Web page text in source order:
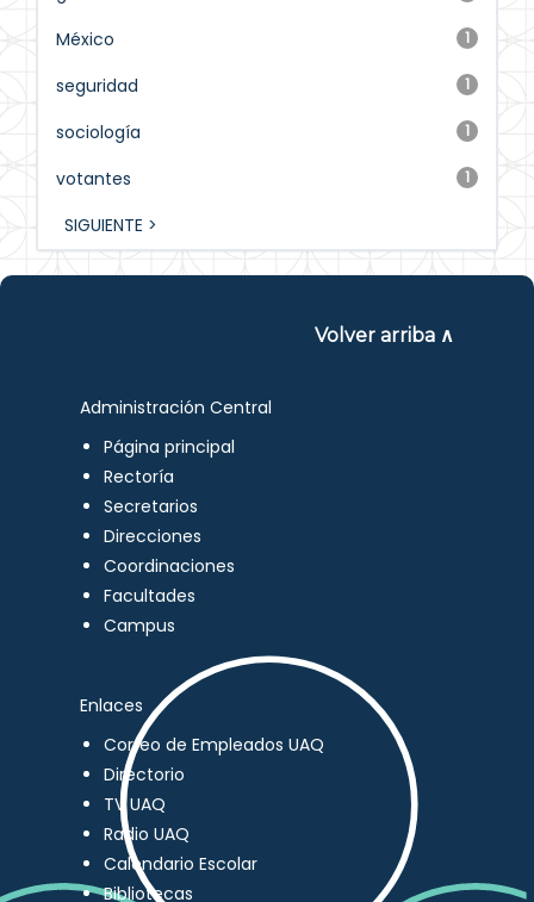
1
México
1
seguridad
1
sociología
1
votantes
SIGUIENTE >
Volver arriba ∧
Administración Central
Página principal
Rectoría
Secretarios
Direcciones
Coordinaciones
Facultades
Campus
Enlaces
Correo de Empleados UAQ
Directorio
TV UAQ
Radio UAQ
Calendario Escolar
Bibliotecas